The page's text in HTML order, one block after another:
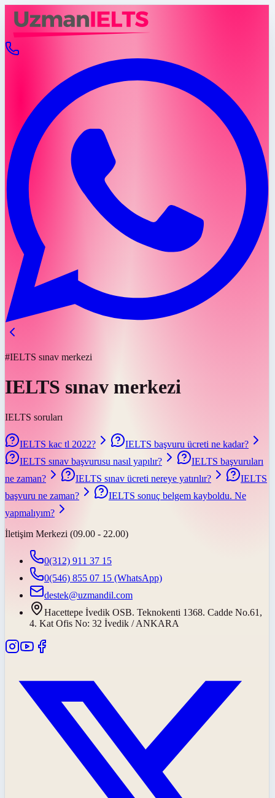
#IELTS sınav merkezi
IELTS sınav merkezi
IELTS soruları
IELTS kac tl 2022?
IELTS başvuru ücreti ne kadar?
IELTS sınav başvurusu nasıl yapılır?
IELTS başvuruları
ne zaman?
IELTS sınav ücreti nereye yatırılır?
IELTS
başvuru ne zaman?
IELTS sonuç belgem kayboldu. Ne
yapmalıyım?
İletişim Merkezi (09.00 - 22.00)
0(312) 911 37 15
0(546) 855 07 15 (WhatsApp)
destek@uzmandil.com
Hacettepe İvedik OSB. Teknokenti 1368. Cadde No.61,
4. Kat Ofis No: 32 İvedik / ANKARA